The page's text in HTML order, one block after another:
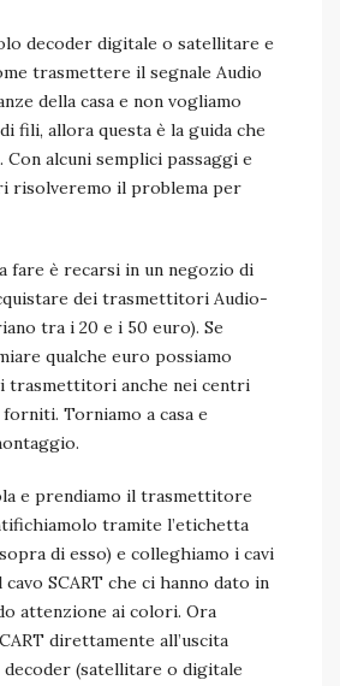
decoder digitale o satellitare e
trasmettere il segnale Audio
della casa e non vogliamo
fili, allora questa è la guida che
Con alcuni semplici passaggi e
risolveremo il problema per
fare è recarsi in un negozio di
dei trasmettitori Audio-
tra i 20 e i 50 euro). Se
qualche euro possiamo
trasmettitori anche nei centri
Torniamo a casa e
e prendiamo il trasmettitore
tramite l’etichetta
di esso) e colleghiamo i cavi
SCART che ci hanno dato in
attenzione ai colori. Ora
direttamente all’uscita
(satellitare o digitale